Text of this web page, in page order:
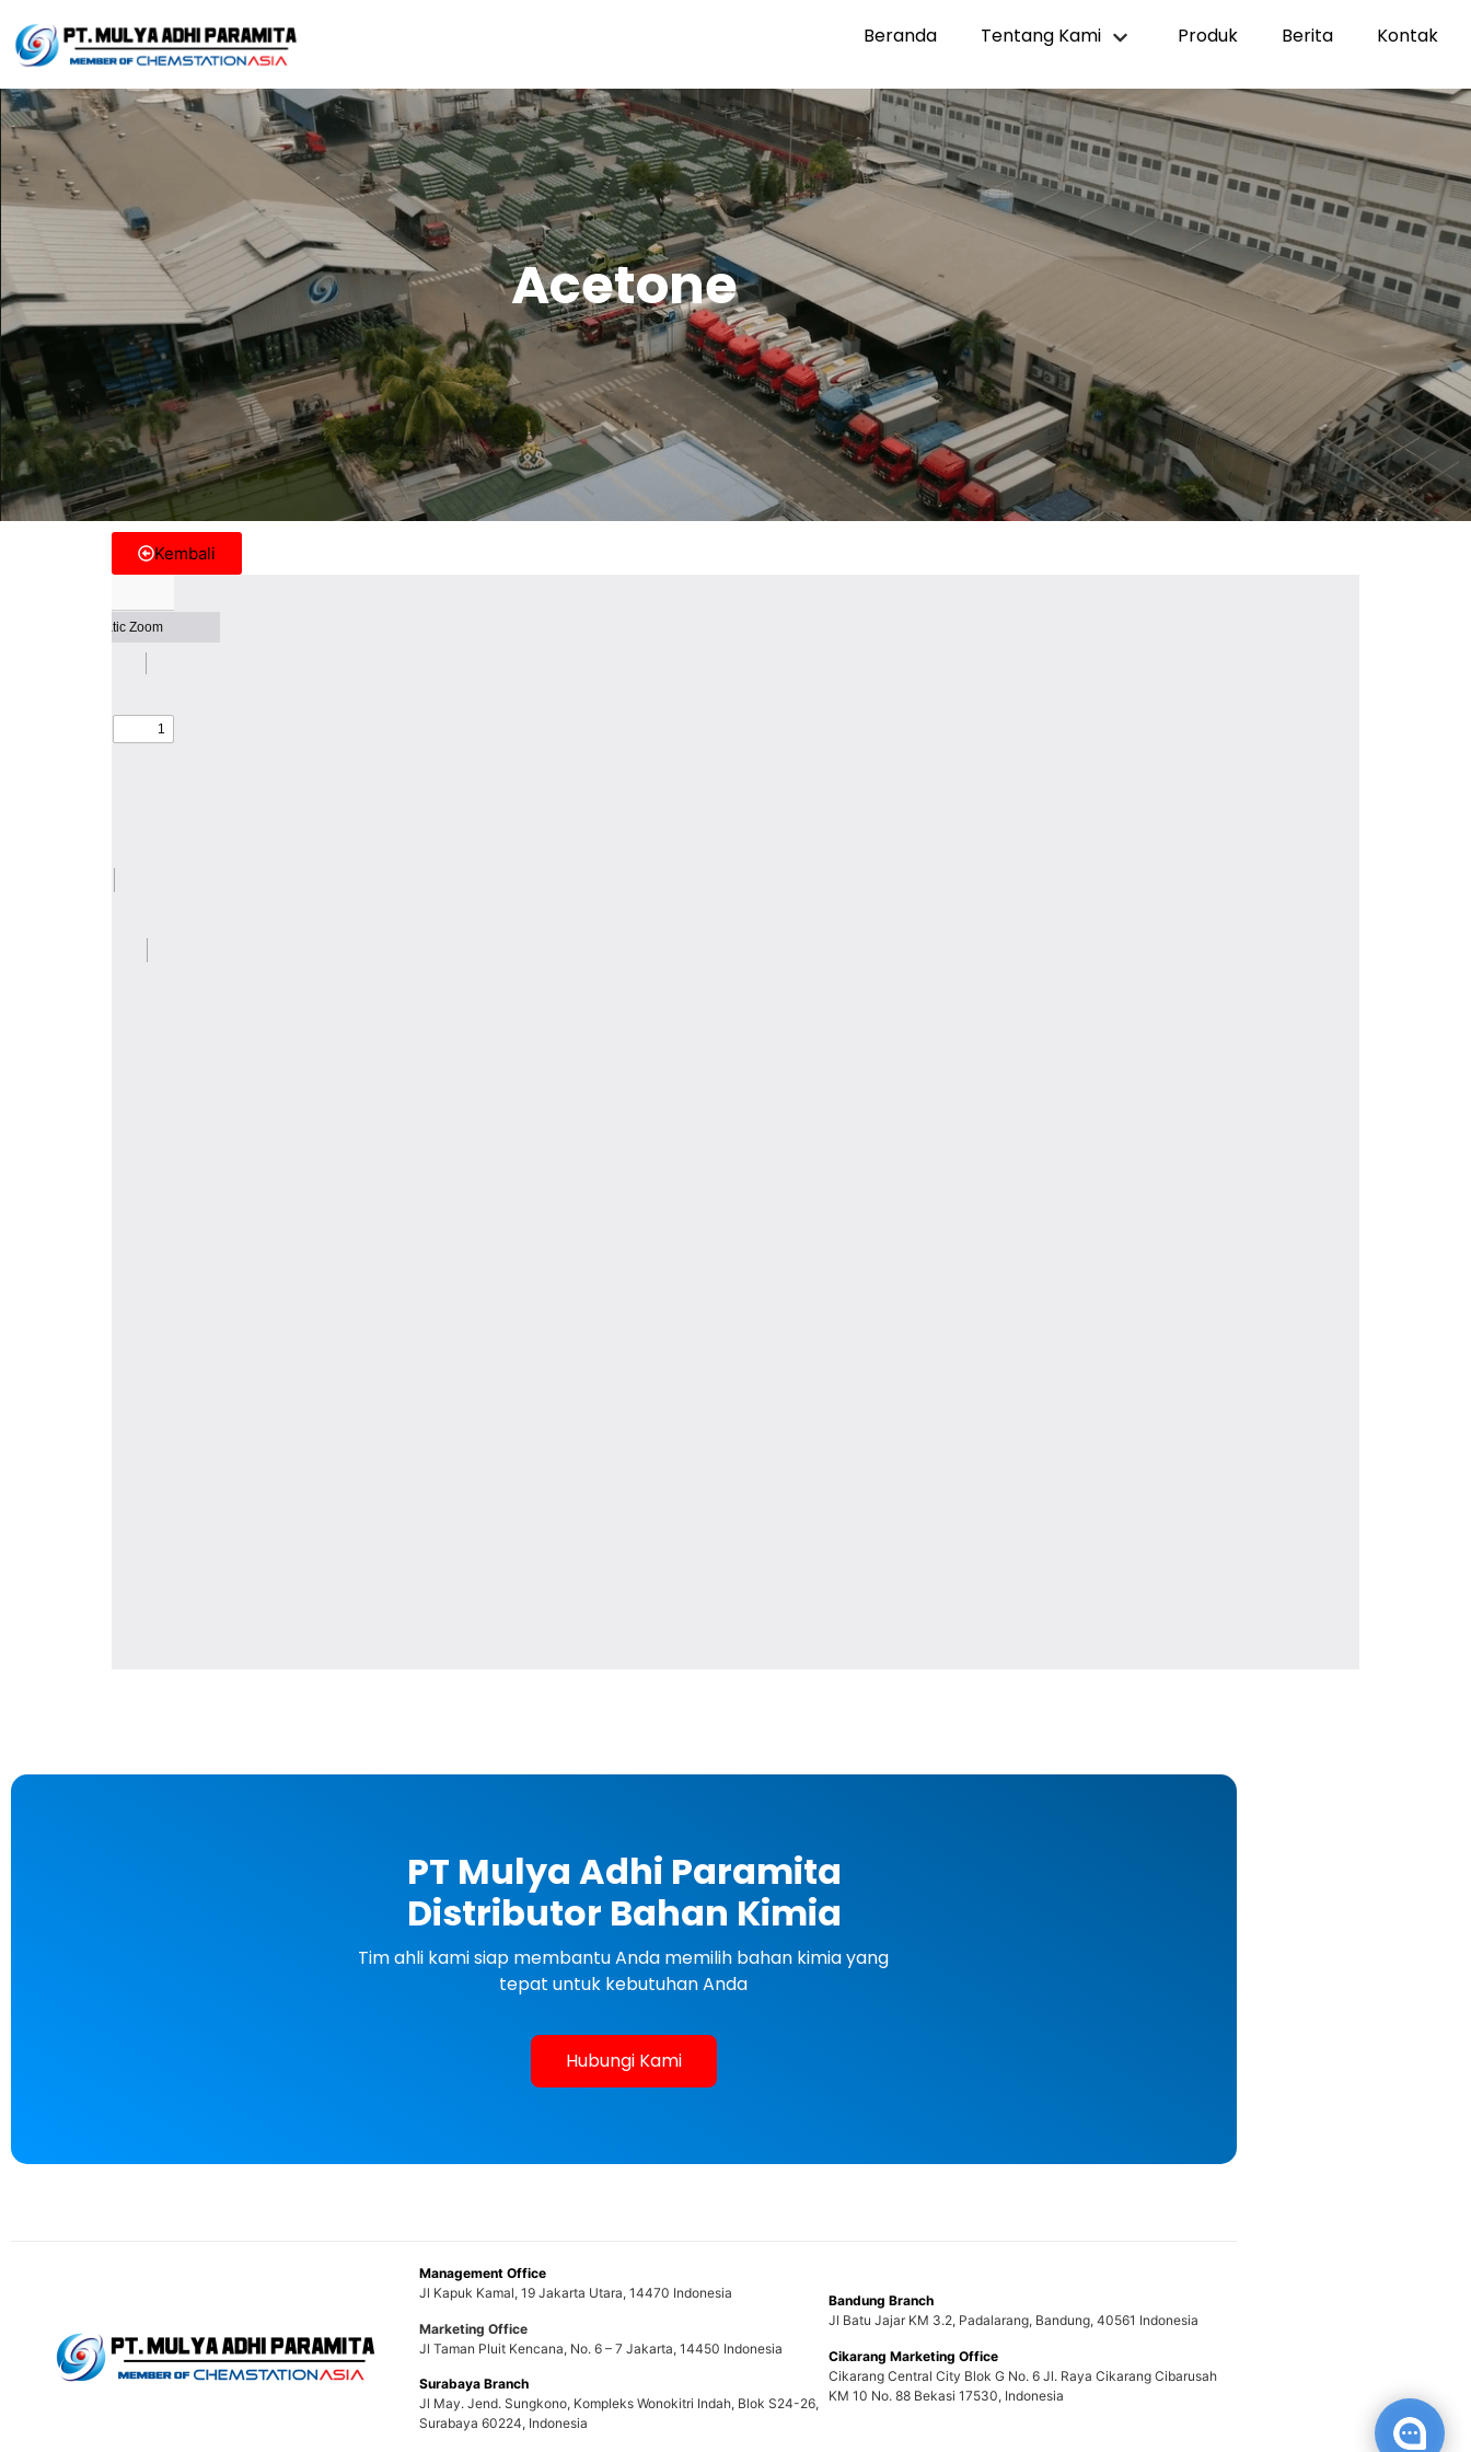
Beranda Tentang Kami Produk Berita Kontak
Acetone
Kembali
PT Mulya Adhi Paramita
Distributor Bahan Kimia
Tim ahli kami siap membantu Anda memilih bahan kimia yang
tepat untuk kebutuhan Anda
Hubungi Kami
Management Office
Jl Kapuk Kamal, 19 Jakarta Utara, 14470 Indonesia
Marketing Office
Jl Taman Pluit Kencana, No. 6 – 7 Jakarta, 14450 Indonesia
Surabaya Branch
Jl May. Jend. Sungkono, Kompleks Wonokitri Indah, Blok S24-26,
Surabaya 60224, Indonesia
Bandung Branch
Jl Batu Jajar KM 3.2, Padalarang, Bandung, 40561 Indonesia
Cikarang Marketing Office
Cikarang Central City Blok G No. 6 Jl. Raya Cikarang Cibarusah
KM 10 No. 88 Bekasi 17530, Indonesia